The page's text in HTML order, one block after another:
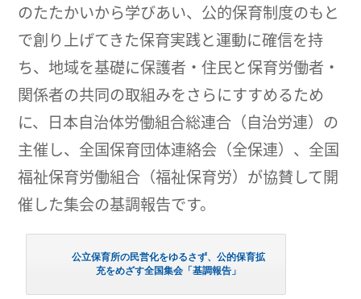
のたたかいから学びあい、公的保育制度のもと
で創り上げてきた保育実践と運動に確信を持
ち、地域を基礎に保護者・住民と保育労働者・
関係者の共同の取組みをさらにすすめるため
に、日本自治体労働組合総連合（自治労連）の
主催し、全国保育団体連絡会（全保連）、全国
福祉保育労働組合（福祉保育労）が協賛して開
催した集会の基調報告です。
公立保育所の民営化をゆるさず、公的保育拡
充をめざす全国集会「基調報告」